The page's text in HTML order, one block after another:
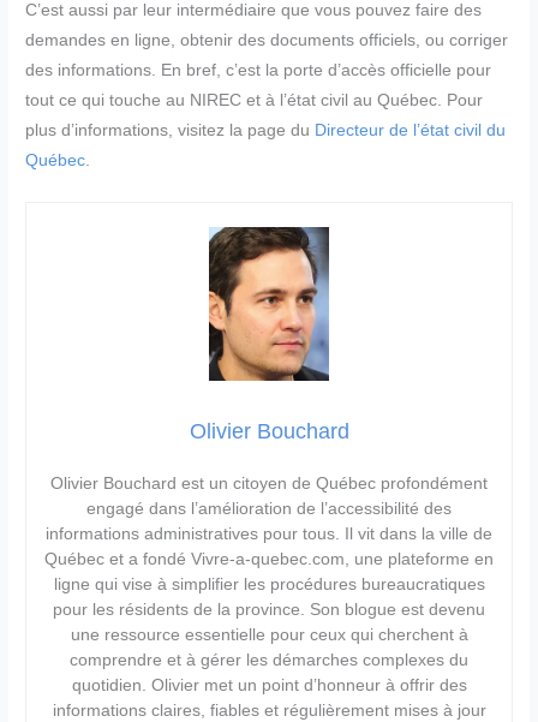
C’est aussi par leur intermédiaire que vous pouvez faire des
demandes en ligne, obtenir des documents officiels, ou corriger
des informations. En bref, c’est la porte d’accès officielle pour
tout ce qui touche au NIREC et à l’état civil au Québec. Pour
plus d’informations, visitez la page du Directeur de l’état civil du
Québec.
Olivier Bouchard
Olivier Bouchard est un citoyen de Québec profondément
engagé dans l’amélioration de l’accessibilité des
informations administratives pour tous. Il vit dans la ville de
Québec et a fondé Vivre-a-quebec.com, une plateforme en
ligne qui vise à simplifier les procédures bureaucratiques
pour les résidents de la province. Son blogue est devenu
une ressource essentielle pour ceux qui cherchent à
comprendre et à gérer les démarches complexes du
quotidien. Olivier met un point d’honneur à offrir des
informations claires, fiables et régulièrement mises à jour